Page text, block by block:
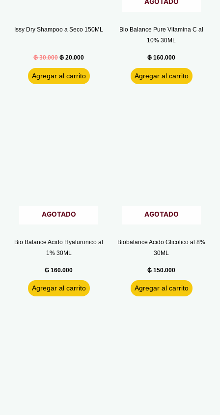
Issy Dry Shampoo a Seco 150ML
₲30.000 ₲ 20.000
Agregar al carrito
AGOTADO
Bio Balance Pure Vitamina C al
10% 30ML
₲ 160.000
Agregar al carrito
AGOTADO
Bio Balance Acido Hyaluronico al
1% 30ML
₲ 160.000
Agregar al carrito
AGOTADO
Biobalance Acido Glicolico al 8%
30ML
₲ 150.000
Agregar al carrito